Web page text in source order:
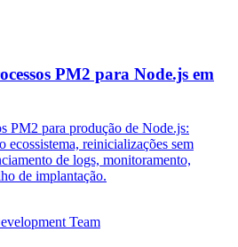
PM2 para Node.js em
PM2 para produção de Node.js:
ecossistema, reinicializações sem
de logs, monitoramento,
de implantação.
Team